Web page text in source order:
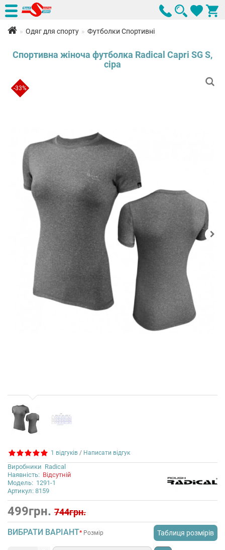
Одяг для спорту Футболки Спортивні
Спортивна жіноча футболка Radical Capri SG S,
сіра
-33%
1 відгуків / Написати відгук
Виробники Radical
Наявність: Відсутній
Модель: 1291-1
Артикул: 8159
499грн. 744грн.
ВИБРАТИ ВАРІАНТ Таблиця розмірів
Розмір